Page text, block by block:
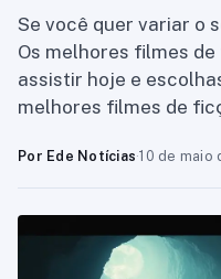
Se você quer variar o
Os melhores filmes
assistir hoje e
melhores filmes de
Por Ede Notícias·10 de maio